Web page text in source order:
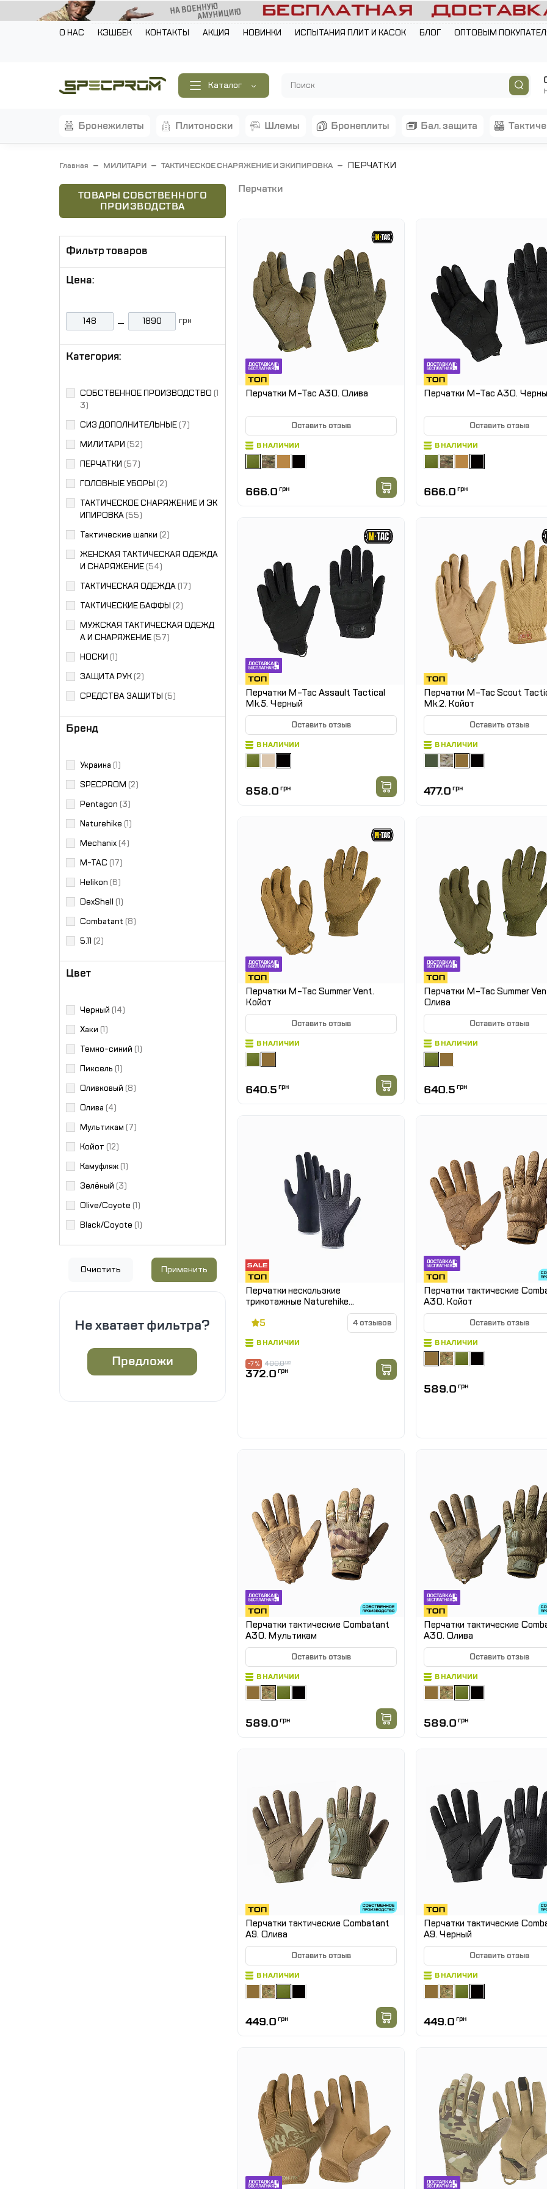
О НАС КЭШБЕК КОНТАКТЫ АКЦИЯ НОВИНКИ ИСПЫТАНИЯ ПЛИТ И КАСОК БЛОГ ОПТОВЫМ
Каталог
бронежилеты плитоноски шлемы бронеплиты бал. защита
Главная МИЛИТАРИ ТАКТИЧЕСКОЕ СНАРЯЖЕНИЕ И ЭКИПИРОВКА ПЕРЧАТКИ
ТОВАРЫ СОБСТВЕННОГО
ПРОИЗВОДСТВА
Фильтр товаров
Цена:
грн
Категория:
СОБСТВЕННОЕ ПРОИЗВОДСТВО (1
3)
СИЗ ДОПОЛНИТЕЛЬНЫЕ (7)
МИЛИТАРИ (52)
ПЕРЧАТКИ (57)
ГОЛОВНЫЕ УБОРЫ (2)
ТАКТИЧЕСКОЕ СНАРЯЖЕНИЕ И ЭК
ИПИРОВКА (55)
Тактические шапки (2)
ЖЕНСКАЯ ТАКТИЧЕСКАЯ ОДЕЖДА
И СНАРЯЖЕНИЕ (54)
ТАКТИЧЕСКАЯ ОДЕЖДА (17)
ТАКТИЧЕСКИЕ БАФФЫ (2)
МУЖСКАЯ ТАКТИЧЕСКАЯ ОДЕЖД
А И СНАРЯЖЕНИЕ (57)
НОСКИ (1)
ЗАЩИТА РУК (2)
СРЕДСТВА ЗАЩИТЫ (5)
Бренд
Украина (1)
SPECPROM (2)
Pentagon (3)
Naturehike (1)
Mechanix (4)
M-TAC (17)
Helikon (6)
DexShell (1)
Combatant (8)
5.11 (2)
Цвет
Черный (14)
Хаки (1)
Темно-синий (1)
Пиксель (1)
Оливковый (8)
Олива (4)
Мультикам (7)
Койот (12)
Камуфляж (1)
Зелёный (3)
Olive/Coyote (1)
Black/Coyote (1)
Очистить Применить
Не хватает фильтра?
Предложи
перчатки
Перчатки M-Tac A30. Олива
Оставить отзыв
В НАЛИЧИИ
666.0 грн
Перчатки M-Tac A30.
Оставить отзыв
В НАЛИЧИИ
666.0 грн
Перчатки M-Tac Assault Tactical
Mk.5. Черный
Оставить отзыв
В НАЛИЧИИ
858.0 грн
Перчатки M-Tac Scout
Mk.2. Койот
Оставить отзыв
В НАЛИЧИИ
477.0 грн
Перчатки M-Tac Summer Vent.
Койот
Оставить отзыв
В НАЛИЧИИ
640.5 грн
Перчатки M-Tac Summer
Олива
Оставить отзыв
В НАЛИЧИИ
640.5 грн
Перчатки нескользкие
трикотажные Naturehike
NH21FS035, темно-синие
5
4 отзывов
В НАЛИЧИИ
400.0грн
-7 %
372.0 грн
Перчатки тактические
A30. Койот
Оставить отзыв
В НАЛИЧИИ
589.0 грн
Перчатки тактические Combatant
A30. Мультикам
Оставить отзыв
В НАЛИЧИИ
589.0 грн
Перчатки тактические
A30. Олива
Оставить отзыв
В НАЛИЧИИ
589.0 грн
Перчатки тактические Combatant
A9. Олива
Оставить отзыв
В НАЛИЧИИ
449.0 грн
Перчатки тактические
A9. Черный
Оставить отзыв
В НАЛИЧИИ
449.0 грн